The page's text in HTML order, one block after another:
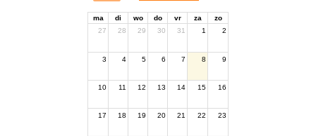
ma di wo do vr za
zo
27
28 29 30 31 1 2
3 4 5 6 7 8 9
10 11 12 13 14 15 16
17 18 19 20 21 22 23